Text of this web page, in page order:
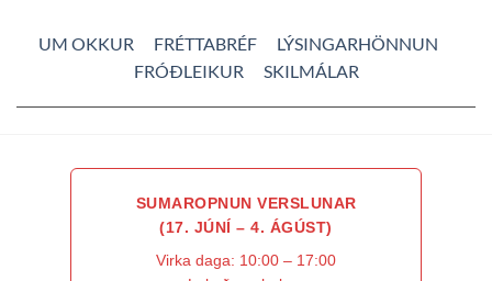
UM OKKUR FRÉTTABRÉF
LÝSINGARHÖNNUN
FRÓÐLEIKUR
SKILMÁLAR
SUMAROPNUN VERSLUNAR
(17. JÚNÍ – 4. ÁGÚST)
Virka daga: 10:00 – 17:00